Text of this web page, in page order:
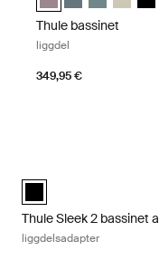
Thule bassinet
liggdel
349,95 €
Thule Sleek 2 bassinet
Thule Sleek 2 bassinet
liggdelsadapter